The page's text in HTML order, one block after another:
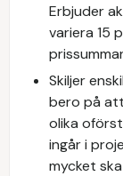
Erbjuder
variera 15
Skiljer
bero på
olika
ingår i
mycket